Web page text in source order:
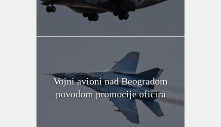
Vojni avioni nad Beogradom
povodom promocije oficira